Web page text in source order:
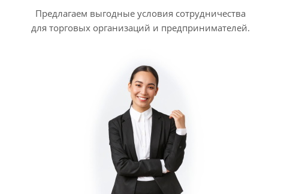
Предлагаем выгодные условия сотрудничества
для торговых организаций и предпринимателей.